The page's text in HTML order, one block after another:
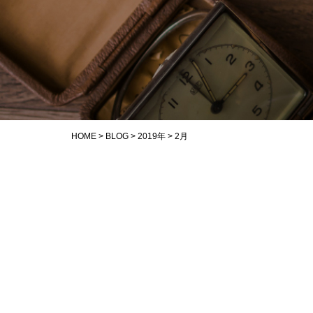
HOME > BLOG > 2019年 > 2月